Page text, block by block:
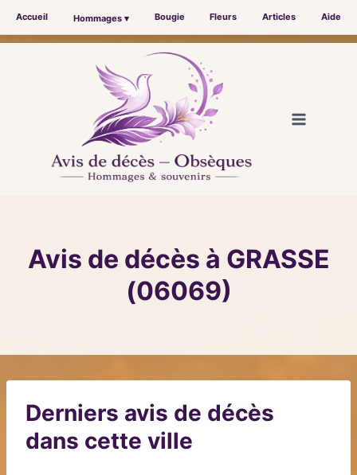
Accueil Hommages ▾ Bougie Fleurs Articles Aide
Avis de décès à GRASSE
(06069)
Derniers avis de décès
dans cette ville